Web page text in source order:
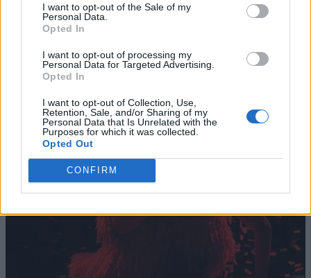
I want to opt-out of the Sale of my
Personal Data.
Opted In
I want to opt-out of processing my
Personal Data for Targeted Advertising.
Opted In
I want to opt-out of Collection, Use,
Retention, Sale, and/or Sharing of my
Personal Data that Is Unrelated with the
Purposes for which it was collected.
Opted Out
CONFIRM